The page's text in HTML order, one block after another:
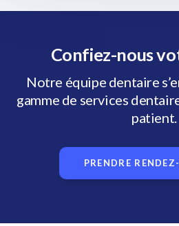
Confiez-nous
Notre équipe dentaire
gamme de services
patient.
PRENDRE